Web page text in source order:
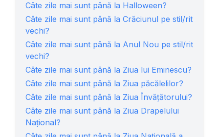
Câte zile mai sunt până la Halloween?
Câte zile mai sunt până la Crăciunul pe stil/rit
vechi?
Câte zile mai sunt până la Anul Nou pe stil/rit
vechi?
Câte zile mai sunt până la Ziua lui Eminescu?
Câte zile mai sunt până la Ziua păcălelilor?
Câte zile mai sunt până la Ziua Învăţătorului?
Câte zile mai sunt până la Ziua Drapelului
Național?